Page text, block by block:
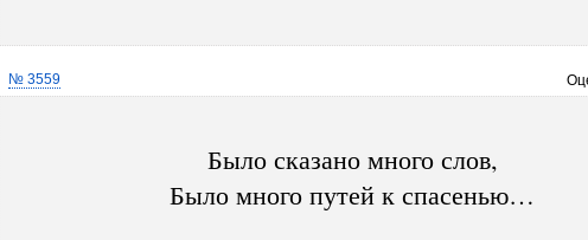
№ 3559
Было сказано много слов,
Было много путей к спасенью…